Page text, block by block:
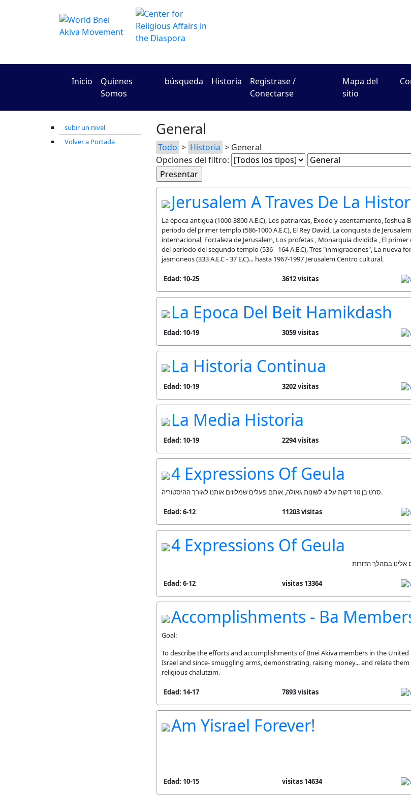
Inicio
Quienes
Somos
búsqueda Historia
Registrase /
Conectarse
Mapa del
sitio
subir un nivel
Volver a Portada
General
Todo > Historia > General
Opciones del filtro:
Jerusalem A Traves De La
La época antigua (1000-3800 A.E.C), Los patriarcas, Exodo y asentamiento, Ioshua
período del primer templo (586-1000 A.E.C), El Rey David, La conquista de
internacional, Fortaleza de Jerusalem, Los profetas , Monarquia dividida , El
del período del segundo templo (536 - 164 A.E.C), Tres "inmigraciones", La nueva
jasmoneos (333 A.E.C - 37 E.C)... hasta 1967-1997 Jerusalem Centro cultural.
Edad: 10-25 3612 visitas
La Epoca Del Beit Hamikdash
Edad: 10-19 3059 visitas
La Historia Continua
Edad: 10-19 3202 visitas
La Media Historia
Edad: 10-19 2294 visitas
4 Expressions Of Geula
סרט בן 10 דקות על 4 לשונות גאולה, אותם פעלים שמלווים אותנו לאורך ההיסטוריה.
Edad: 6-12 11203 visitas
4 Expressions Of Geula
Edad: 6-12 13364 visitas
Accomplishments - Ba
Goal:
To describe the efforts and accomplishments of Bnei Akiva members in the
Israel and since- smuggling arms, demonstrating, raising money... and relate
religious chalutzim.
Edad: 14-17 7893 visitas
Am Yisrael Forever!
Edad: 10-15 14634 visitas